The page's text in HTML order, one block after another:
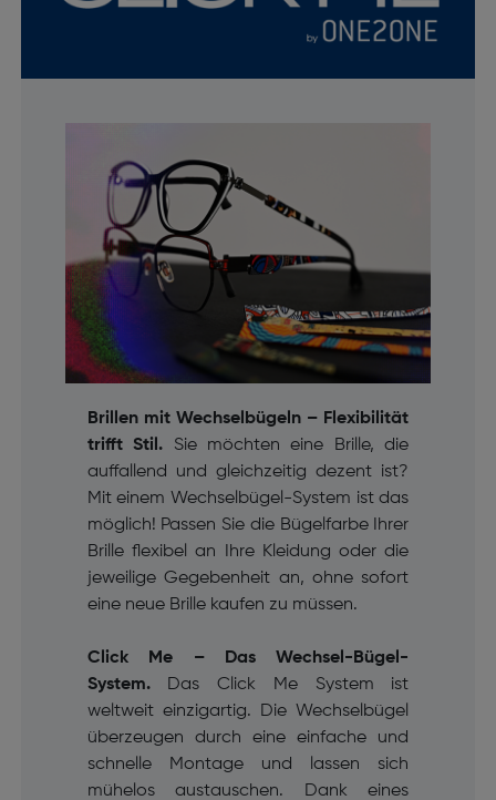
Brillen mit Wechselbügeln – Flexibilität
trifft Stil. Sie möchten eine Brille, die
auffallend und gleichzeitig dezent ist?
Mit einem Wechselbügel-System ist das
möglich! Passen Sie die Bügelfarbe Ihrer
Brille flexibel an Ihre Kleidung oder die
jeweilige Gegebenheit an, ohne sofort
eine neue Brille kaufen zu müssen.
Click Me – Das Wechsel-Bügel-
System. Das Click Me System ist
weltweit einzigartig. Die Wechselbügel
überzeugen durch eine einfache und
schnelle Montage und lassen sich
mühelos austauschen. Dank eines